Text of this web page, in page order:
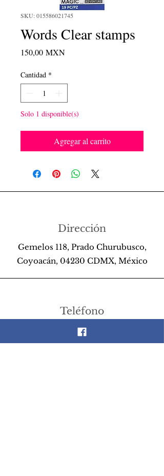
SKU: 015586021745
Words Clear stamps
150,00 MXNPrecio
Cantidad *
Solo 1 disponible(s)
Agregar al carrito
Dirección
Gemelos 118, Prado Churubusco,
Coyoacán, 04230 CDMX, México
Teléfono
55 26 89 13 14